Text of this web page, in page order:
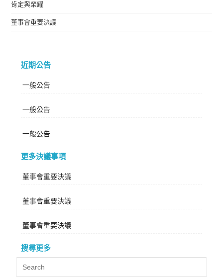
肯定與榮耀
董事會重要決議
近期公告
一般公告
一般公告
一般公告
更多決議事項
董事會重要決議
董事會重要決議
董事會重要決議
搜尋更多